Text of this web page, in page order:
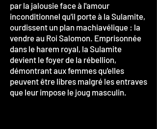
par la jalousie face à l'amour
inconditionnel qu'il porte à la Sulamite,
ourdissent un plan machiavélique : la
vendre au Roi Salomon. Emprisonnée
dans le harem royal, la Sulamite
devient le foyer de la rébellion,
démontrant aux femmes qu'elles
peuvent être libres malgré les entraves
que leur impose le joug masculin.